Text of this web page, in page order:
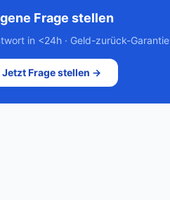
Frage stellen
in <24h · Geld-zurück-Garantie
Jetzt Frage stellen →